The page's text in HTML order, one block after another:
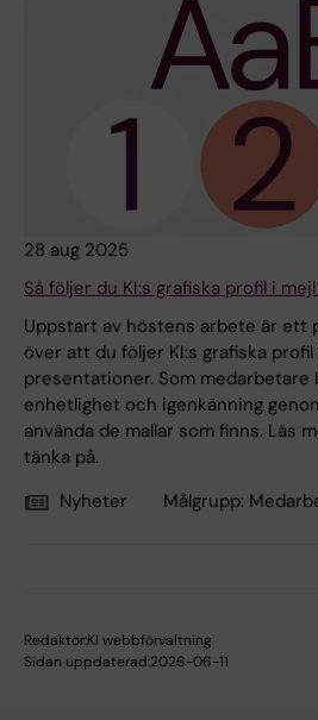
28 aug 2025
Så följer du KI:s grafiska profil i
Uppstart av höstens arbete är ett
över att du följer KI:s grafiska
presentationer. Som medarbetare
enhetlighet och igenkänning
använda de mallar som finns. Läs
tänka på.
Nyheter
Målgrupp:
Redaktör:KI webbförvaltning
Sidan uppdaterad:2026-06-11